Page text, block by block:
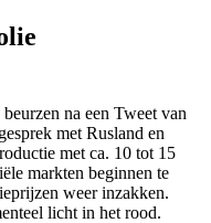
na een Tweet van
met Rusland en
met ca. 10 tot 15
markten beginnen te
weer inzakken.
licht in het rood.